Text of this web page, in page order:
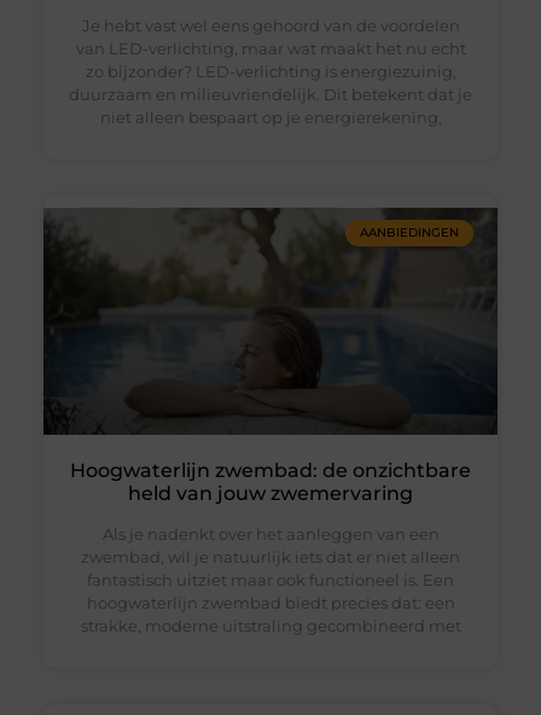
Je hebt vast wel eens gehoord van de voordelen
van LED-verlichting, maar wat maakt het nu echt
zo bijzonder? LED-verlichting is energiezuinig,
duurzaam en milieuvriendelijk. Dit betekent dat je
niet alleen bespaart op je energierekening,
AANBIEDINGEN
Hoogwaterlijn zwembad: de onzichtbare
held van jouw zwemervaring
Als je nadenkt over het aanleggen van een
zwembad, wil je natuurlijk iets dat er niet alleen
fantastisch uitziet maar ook functioneel is. Een
hoogwaterlijn zwembad biedt precies dat: een
strakke, moderne uitstraling gecombineerd met